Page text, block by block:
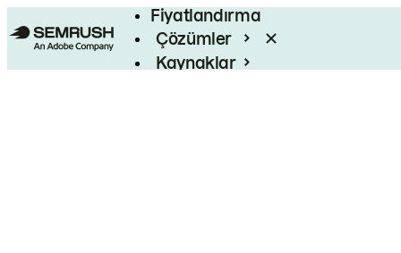
Fiyatlandırma
Çözümler
Kaynaklar